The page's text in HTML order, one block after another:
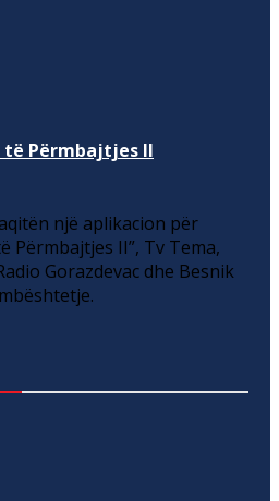
Përmbajtjes II
një aplikacion për
Përmbajtjes II”, Tv Tema,
Gorazdevac dhe Besnik